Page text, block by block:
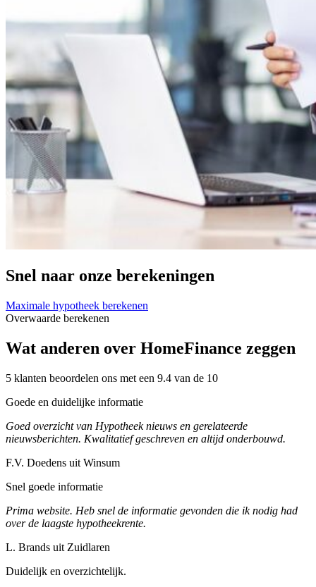
Snel naar onze berekeningen
Maximale hypotheek berekenen
Overwaarde berekenen
Wat anderen over HomeFinance zeggen
5 klanten beoordelen ons met een 9.4 van de 10
Goede en duidelijke informatie
Goed overzicht van Hypotheek nieuws en gerelateerde
nieuwsberichten. Kwalitatief geschreven en altijd onderbouwd.
F.V. Doedens uit Winsum
Snel goede informatie
Prima website. Heb snel de informatie gevonden die ik nodig had
over de laagste hypotheekrente.
L. Brands uit Zuidlaren
Duidelijk en overzichtelijk.